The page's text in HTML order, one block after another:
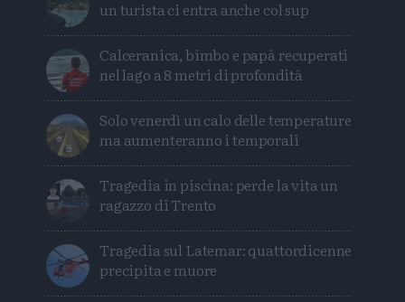
un turista ci entra anche col sup
Calceranica, bimbo e papà recuperati
nel lago a 8 metri di profondità
Solo venerdì un calo delle temperature
ma aumenteranno i temporali
Tragedia in piscina: perde la vita un
ragazzo di Trento
Tragedia sul Latemar: quattordicenne
precipita e muore